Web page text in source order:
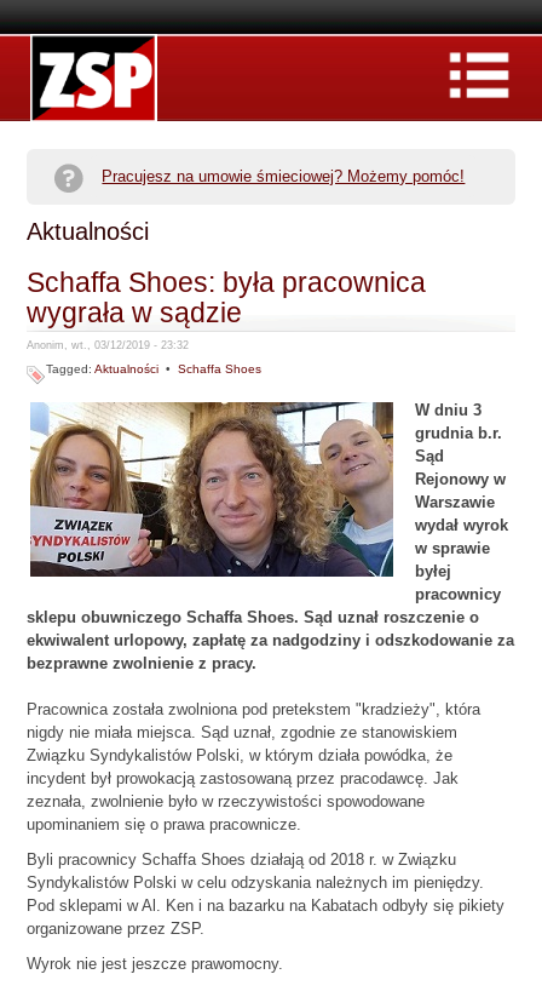
Pracujesz na umowie śmieciowej? Możemy pomóc!
Aktualności
Schaffa Shoes: była pracownica
wygrała w sądzie
Anonim, wt., 03/12/2019 - 23:32
Tagged:Aktualności •Schaffa Shoes
W dniu 3
grudnia b.r.
Sąd
Rejonowy w
Warszawie
wydał wyrok
w sprawie
byłej
pracownicy
sklepu obuwniczego Schaffa Shoes. Sąd uznał roszczenie o
ekwiwalent urlopowy, zapłatę za nadgodziny i odszkodowanie za
bezprawne zwolnienie z pracy.
Pracownica została zwolniona pod pretekstem "kradzieży", która
nigdy nie miała miejsca. Sąd uznał, zgodnie ze stanowiskiem
Związku Syndykalistów Polski, w którym działa powódka, że
incydent był prowokacją zastosowaną przez pracodawcę. Jak
zeznała, zwolnienie było w rzeczywistości spowodowane
upominaniem się o prawa pracownicze.
Byli pracownicy Schaffa Shoes działają od 2018 r. w Związku
Syndykalistów Polski w celu odzyskania należnych im pieniędzy.
Pod sklepami w Al. Ken i na bazarku na Kabatach odbyły się pikiety
organizowane przez ZSP.
Wyrok nie jest jeszcze prawomocny.